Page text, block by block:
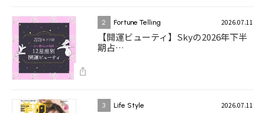
2 Fortune Telling 2026.07.11
【開運ビューティ】Skyの2026年下半
期占…
3 Life Style 2026.07.11